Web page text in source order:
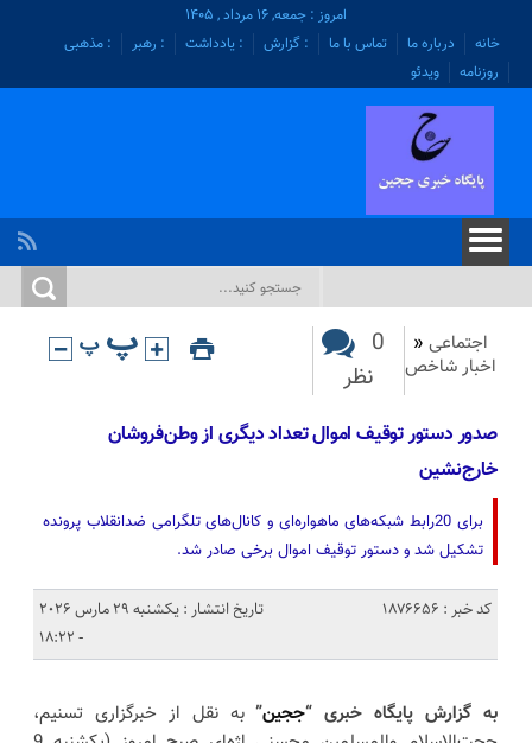
امروز : جمعه, ۱۶ مرداد , ۱۴۰۵
خانه
درباره ما تماس با ما : گزارش : یادداشت : رهبر
: مذهبی
روزنامه
ویدئو
اجتماعی «
اخبار شاخص
0
نظر
صدور دستور توقیف اموال تعداد دیگری از وطن‌فروشان
خارج‌نشین
برای 20رابط شبکه‌های ماهواره‌ای و کانال‌های تلگرامی ضدانقلاب پرونده
تشکیل شد و دستور توقیف اموال برخی صادر شد.
کد خبر : 1876656
تاریخ انتشار : یکشنبه 29 مارس 2026
- 18:22
به گزارش پایگاه خبری “ججین”به نقل از خبرگزاری تسنیم،